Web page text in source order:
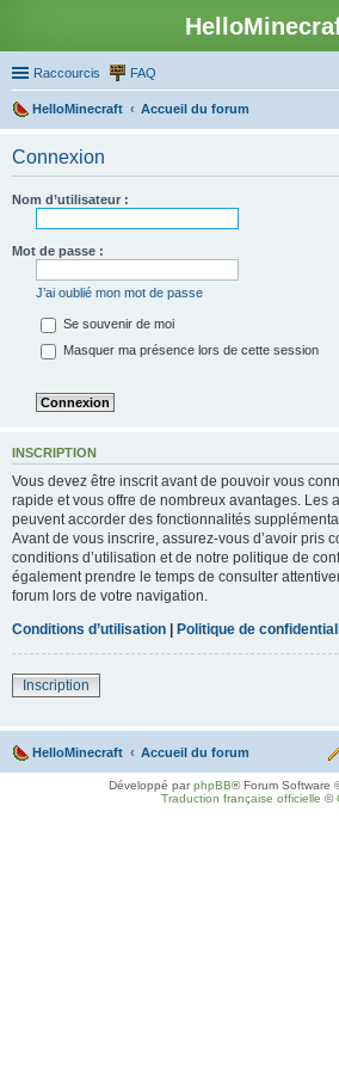
Raccourcis FAQ
HelloMinecraft
Accueil du forum
Connexion
Nom d’utilisateur :
Mot de passe :
J’ai oublié mon mot de passe
Se souvenir de moi
Masquer ma présence lors de cette session
INSCRIPTION
Vous devez être inscrit avant de pouvoir vous
rapide et vous offre de nombreux avantages. Les
peuvent accorder des fonctionnalités
Avant de vous inscrire, assurez-vous d’avoir pris
conditions d’utilisation et de notre politique de
également prendre le temps de consulter
forum lors de votre navigation.
Conditions d’utilisation | Politique de
Inscription
HelloMinecraft Accueil du forum
Développé parphpBB® Forum Software
Traduction française officielle ©